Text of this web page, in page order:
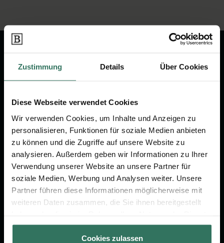
Zustimmung Details Über Cookies
Diese Webseite verwendet Cookies
Wir verwenden Cookies, um Inhalte und Anzeigen zu
personalisieren, Funktionen für soziale Medien anbieten
zu können und die Zugriffe auf unsere Website zu
analysieren. Außerdem geben wir Informationen zu Ihrer
Verwendung unserer Website an unsere Partner für
soziale Medien, Werbung und Analysen weiter. Unsere
Partner führen diese Informationen möglicherweise mit
weiteren Daten zusammen, die Sie ihnen bereitgestellt
gesammelt haben.
Cookies zulassen
Wir sind Ihr Ansprechpartner rund
Vorsorge.
Jetzt beraten lassen
FÜR SIE
Vergleich
Verzeichnis
FÜR BESTATTER
Online-Portal